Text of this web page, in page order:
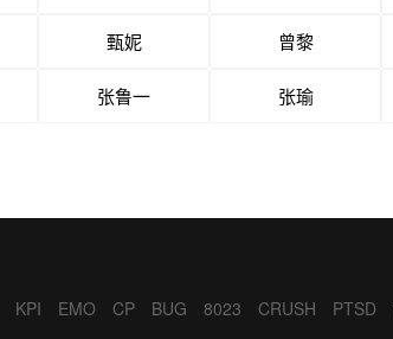
甄妮 曾黎
张鲁一 张瑜
KPI EMO CP BUG 8023 CRUSH PTSD